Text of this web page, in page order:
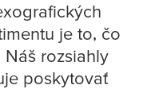
je to, čo
rozsiahly
poskytovať